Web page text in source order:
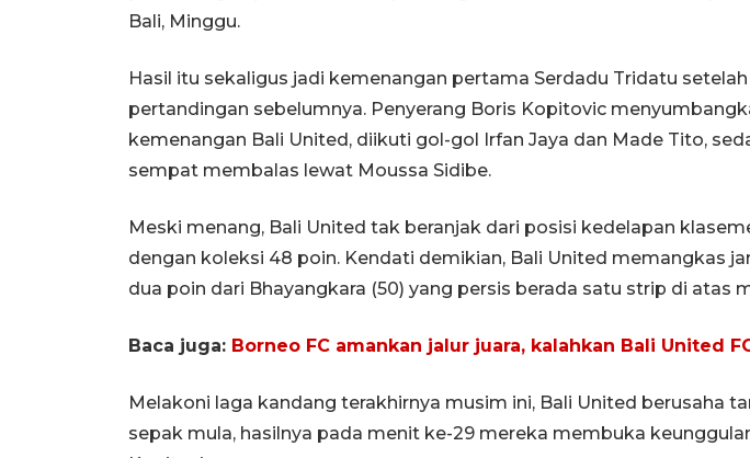
Bali, Minggu.
Hasil itu sekaligus jadi kemenangan pertama Serdadu Tridatu
pertandingan sebelumnya. Penyerang Boris Kopitovic
kemenangan Bali United, diikuti gol-gol Irfan Jaya dan Made Tito,
sempat membalas lewat Moussa Sidibe.
Meski menang, Bali United tak beranjak dari posisi kedelapan
dengan koleksi 48 poin. Kendati demikian, Bali United memangkas
dua poin dari Bhayangkara (50) yang persis berada satu strip di atas
Baca juga: Borneo FC amankan jalur juara, kalahkan Bali United
Melakoni laga kandang terakhirnya musim ini, Bali United berusaha
sepak mula, hasilnya pada menit ke-29 mereka membuka